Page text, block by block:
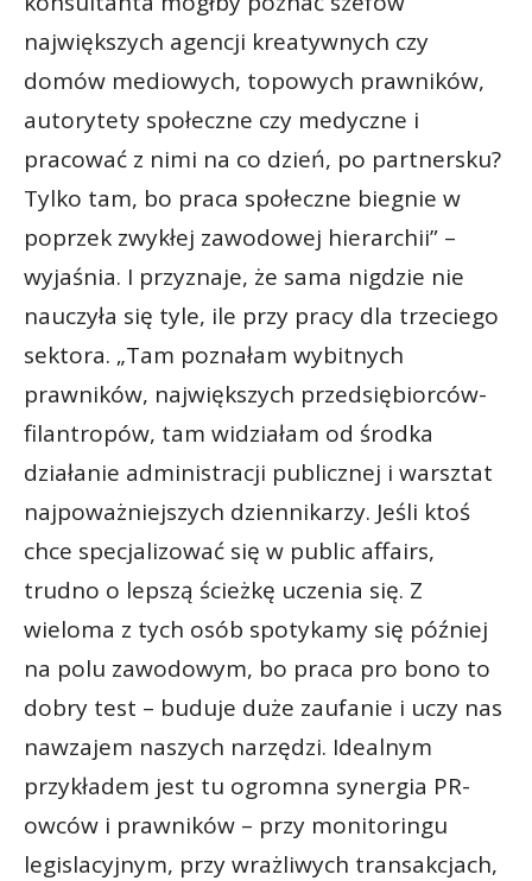
największych agencji kreatywnych czy
domów mediowych, topowych prawników,
autorytety społeczne czy medyczne i
pracować z nimi na co dzień, po partnersku?
Tylko tam, bo praca społeczne biegnie w
poprzek zwykłej zawodowej hierarchii” –
wyjaśnia. I przyznaje, że sama nigdzie nie
nauczyła się tyle, ile przy pracy dla trzeciego
sektora. „Tam poznałam wybitnych
prawników, największych przedsiębiorców-
filantropów, tam widziałam od środka
działanie administracji publicznej i warsztat
najpoważniejszych dziennikarzy. Jeśli ktoś
chce specjalizować się w public affairs,
trudno o lepszą ścieżkę uczenia się. Z
wieloma z tych osób spotykamy się później
na polu zawodowym, bo praca pro bono to
dobry test – buduje duże zaufanie i uczy nas
nawzajem naszych narzędzi. Idealnym
przykładem jest tu ogromna synergia PR-
owców i prawników – przy monitoringu
legislacyjnym, przy wrażliwych transakcjach,